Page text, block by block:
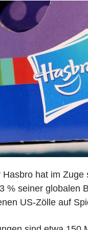
hat im Zuge
% seiner globalen
US-Zölle auf